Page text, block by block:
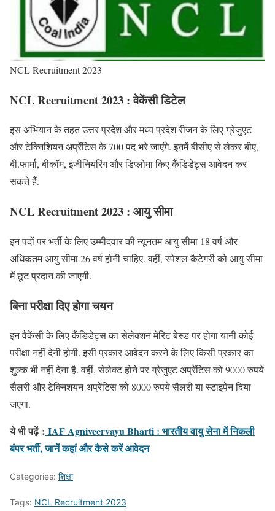
NCL Recruitment 2023
NCL Recruitment 2023 : वेकेंसी डिटेल
इस अभियान के तहत उत्तर प्रदेश और मध्य प्रदेश रीजन के लिए ग्रेजुएट
और टेक्निशियन अप्रेंटिस के 700 पद भरे जाएंगे. इनमें बीसीए से लेकर बीए,
बी.फार्मा, बीकॉम, इंजीनियरिंग और डिप्लोमा किए कैंडिडेट्स आवेदन कर
सकते हैं.
NCL Recruitment 2023 : आयु सीमा
इन पदों पर भर्ती के लिए उम्मीदवार की न्यूनतम आयु सीमा 18 वर्ष और
अधिकतम आयु सीमा 26 वर्ष होनी चाहिए. वहीं, स्पेशल कैटेगरी को आयु सीमा
में छूट प्रदान की जाएगी.
बिना परीक्षा दिए होगा चयन
इन वैकेंसी के लिए कैंडिडेट्स का सेलेक्शन मेरिट बेस्ड पर होगा यानी कोई
परीक्षा नहीं देनी होगी. इसी प्रकार आवेदन करने के लिए किसी प्रकार का
शुल्क भी नहीं देना है. वहीं, सेलेक्ट होने पर ग्रेजुएट अप्रेंटिस को 9000 रुपये
सैलरी और टेक्निशयन अप्रेंटिस को 8000 रुपये सैलरी या स्टाइपेन दिया
जएगा.
ये भी पढ़ें: IAF Agniveervayu Bharti : भारतीय वायु सेना में निकली
बंपर भर्ती, जानें कहां और कैसे करें आवेदन
Categories: शिक्षा
Tags: NCL Recruitment 2023